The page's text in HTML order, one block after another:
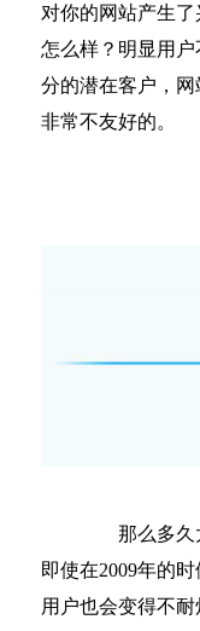
对你的网站产生
怎么样？明显用
分的潜在客户，
非常不友好的。
那么多久太
即使在2009年的
用户也会变得不